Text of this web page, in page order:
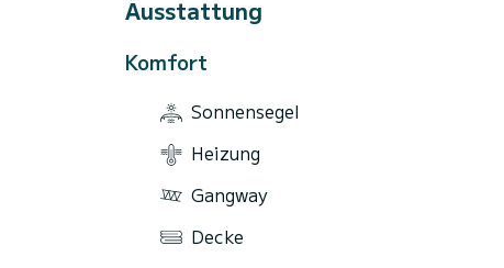
Ausstattung
Komfort
Sonnensegel
Heizung
Gangway
Decke